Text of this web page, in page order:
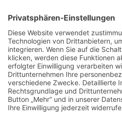
Unterstellplatz Wohnmobil
Garage Oldtimer mieten
Produktionsflächen mieten
Lagerkapazitäten mieten
Zwischenlager mieten
Musik-Proberaum mieten
Lagerraum-Lagerbox mieten
Standorte
Herborn / Sinn I & II
Wilnsdorf / Rudersdorf